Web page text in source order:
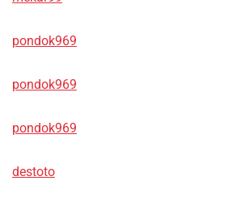
pondok969
pondok969
pondok969
destoto